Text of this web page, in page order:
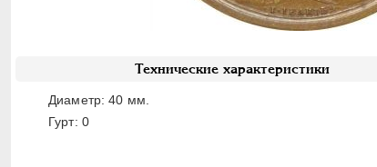
Технические характеристики
Диаметр: 40 мм.
Гурт: 0